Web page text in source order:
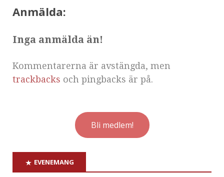
Anmälda:
Inga anmälda än!
Kommentarerna är avstängda, men
trackbacks och pingbacks är på.
Bli medlem!
EVENEMANG